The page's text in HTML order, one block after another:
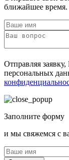
ближайшее время.
Отправляя
персональных
Заполните форму
и мы свяжемся с